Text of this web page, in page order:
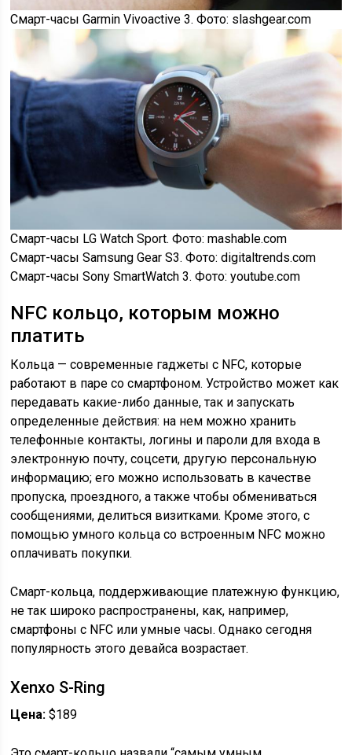
Смарт-часы Garmin Vivoactive 3. Фото: slashgear.com
Смарт-часы LG Watch Sport. Фото: mashable.com
Смарт-часы Samsung Gear S3. Фото: digitaltrends.com
Смарт-часы Sony SmartWatch 3. Фото: youtube.com
NFC кольцо, которым можно
платить
Кольца — современные гаджеты с NFC, которые
работают в паре со смартфоном. Устройство может как
передавать какие-либо данные, так и запускать
определенные действия: на нем можно хранить
телефонные контакты, логины и пароли для входа в
электронную почту, соцсети, другую персональную
информацию; его можно использовать в качестве
пропуска, проездного, а также чтобы обмениваться
сообщениями, делиться визитками. Кроме этого, с
помощью умного кольца со встроенным NFC можно
оплачивать покупки.
Смарт-кольца, поддерживающие платежную функцию,
не так широко распространены, как, например,
смартфоны с NFC или умные часы. Однако сегодня
популярность этого девайса возрастает.
Xenxo S-Ring
Цена: $189